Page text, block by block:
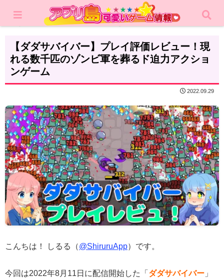
レビュー アクション
【ダダサバイバー】プレイ評価レビュー！現
れる数千匹のゾンビ軍を葬るド迫力アクショ
ンゲーム
2022.09.29
こんちは！ しるる（@ShiruruApp）です。
今回は2022年8月11日に配信開始した「 ダダサバイバー 」